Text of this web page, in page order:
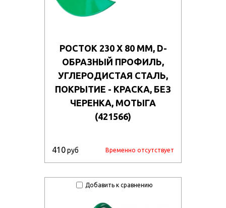
РОСТОК 230 Х 80 ММ, D-
ОБРАЗНЫЙ ПРОФИЛЬ,
УГЛЕРОДИСТАЯ СТАЛЬ,
ПОКРЫТИЕ - КРАСКА, БЕЗ
ЧЕРЕНКА, МОТЫГА
(421566)
410руб Временно отсутствует
Добавить к сравнению